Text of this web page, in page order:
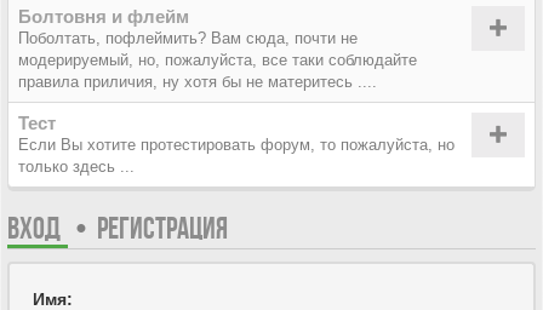
Болтовня и флейм
Поболтать, пофлеймить? Вам сюда, почти не
модерируемый, но, пожалуйста, все таки соблюдайте
правила приличия, ну хотя бы не материтесь ....
Тест
Если Вы хотите протестировать форум, то пожалуйста, но
только здесь ...
ВХОД • РЕГИСТРАЦИЯ
Имя: